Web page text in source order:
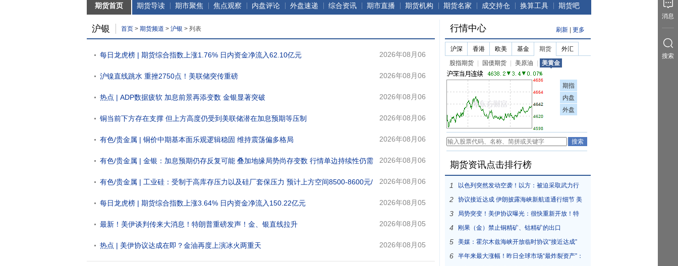
期货首页 期货导读 期市聚焦 焦点观察 内盘评论 外盘速递 综合资讯 期市直播 期货机构 期货名家 成交持仓 换算工具 期货吧
沪银 首页 > 期货频道 > 沪银 > 列表
每日龙虎榜 | 期货综合指数上涨1.76% 日内资金净流入62.10亿元 2026年08月06
日 16:40
沪镍直线跳水 重挫2750点！美联储突传重磅 2026年08月06
日 13:05
热点 | ADP数据疲软 加息前景再添变数 金银显著突破 2026年08月06
日 10:18
铜当前下方存在支撑 但上方高度仍受到美联储潜在加息预期等压制 2026年08月06
日 09:24
有色/贵金属 | 铜价中期基本面乐观逻辑稳固 维持震荡偏多格局 2026年08月06
日 08:52
有色/贵金属 | 金银：加息预期仍存反复可能 叠加地缘局势尚存变数 行情单边持续性仍需
验证
2026年08月06
日 08:45
有色/贵金属 | 工业硅：受制于高库存压力以及硅厂套保压力 预计上方空间8500-8600元/
吨将存在一定压力
2026年08月06
日 08:20
每日龙虎榜 | 期货综合指数上涨3.64% 日内资金净流入150.22亿元 2026年08月05
日 16:40
最新！美伊谈判传来大消息！特朗普重磅发声！金、银直线拉升 2026年08月05
日 14:54
热点 | 美伊协议达成在即？金油再度上演冰火两重天 2026年08月05
行情中心 刷新 更多
沪深 香港 欧美 基金 期货
外汇
股指期货
国债期货 美原油 美黄金
期指
内盘
外盘
期货资讯点击排行榜
1
以色列突然发动空袭！以方：被迫采取武力行
动！内塔尼亚胡“叫板”特朗普
2
协议接近达成 伊朗披露海峡新航道通行细节 美
方再提“倒计时”
3
局势突变！美伊协议曝光：很快重新开放！特
朗普发出威胁 美军表态
4 刚果（金）禁止铜精矿、钴精矿的出口
5 美媒：霍尔木兹海峡开放临时协议“接近达成”
6
半年来最大涨幅！昨日全球市场“最炸裂资产”：
消息
搜索